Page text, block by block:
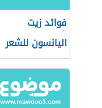
فوائد زيت
اليانسون للشعر